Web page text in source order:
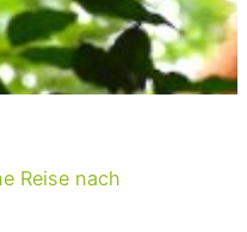
Reise nach